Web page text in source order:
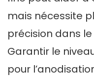
mais nécessite
précision dans
Garantir le
pour